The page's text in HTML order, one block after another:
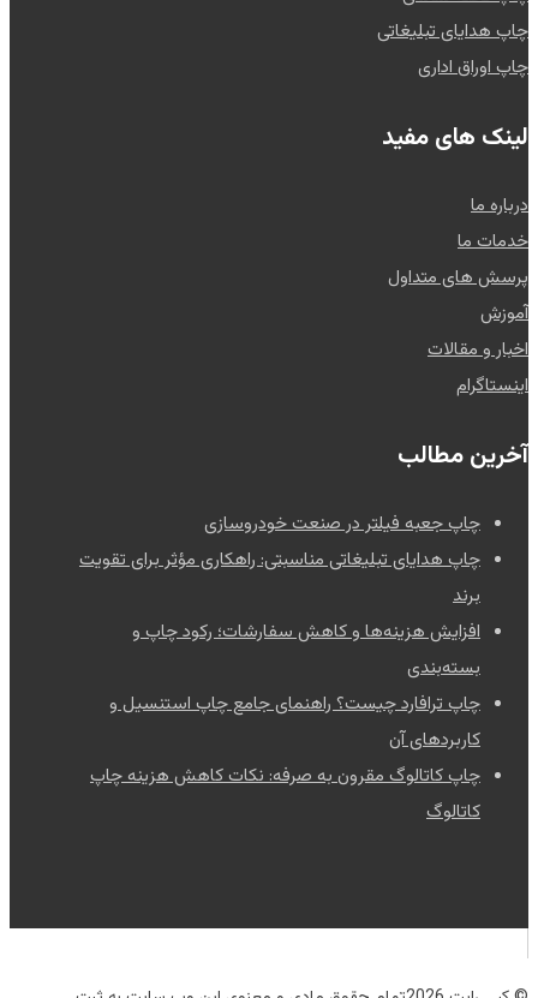
چاپ هدایای تبلیغاتی
چاپ اوراق اداری
لینک های مفید
درباره ما
خدمات ما
پرسش های متداول
آموزش
اخبار و مقالات
اینستاگرام
آخرین مطالب
چاپ جعبه فیلتر در صنعت خودروسازی
چاپ هدایای تبلیغاتی مناسبتی: راهکاری مؤثر برای تقویت
برند
افزایش هزینه‌ها و کاهش سفارشات؛ رکود چاپ و
بسته‌بندی
چاپ ترافارد چیست؟ راهنمای جامع چاپ استنسیل و
کاربردهای آن
چاپ کاتالوگ مقرون به صرفه: نکات کاهش هزینه چاپ
کاتالوگ